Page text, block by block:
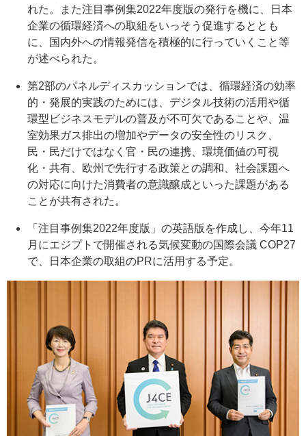
れた。また注目事例集2022年度版の発行を機に、日本
企業の循環経済への取組をいっそう促進するととも
に、国内外への情報発信を積極的に行っていくこと等
が述べられた。
第2部のパネルディスカッションでは、循環経済の効率
的・発展的実践のためには、デジタル技術の活用や循
環型ビジネスモデルの普及が不可欠であることや、温
室効果ガス排出の増加やデータの安全性のリスク、
民・民だけではなく官・民の連携、環境価値の可視
化・共有、欧州で先行する政策との調和、社会課題へ
の対応に向けた消費者の意識醸成といった課題がある
ことが共有された。
「注目事例集2022年度版」の英語版を作成し、今年11
月にエジプトで開催される気候変動の国際会議 COP27
で、日本企業の取組のPRに活用する予定。